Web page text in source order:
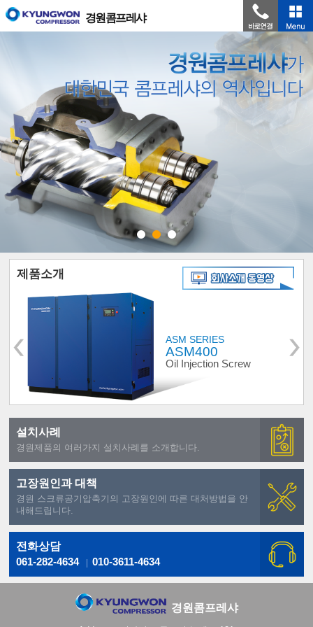
경원콤프레샤
제품소개
ASM SERIES
ASM400
Oil Injection Screw
설치사례
경원제품의 여러가지 설치사례를 소개합니다.
고장원인과 대책
경원 스크류공기압축기의 고장원인에 따른 대처방법을 안
내해드립니다.
전화상담
061-282-4634
010-3611-4634
경원콤프레샤